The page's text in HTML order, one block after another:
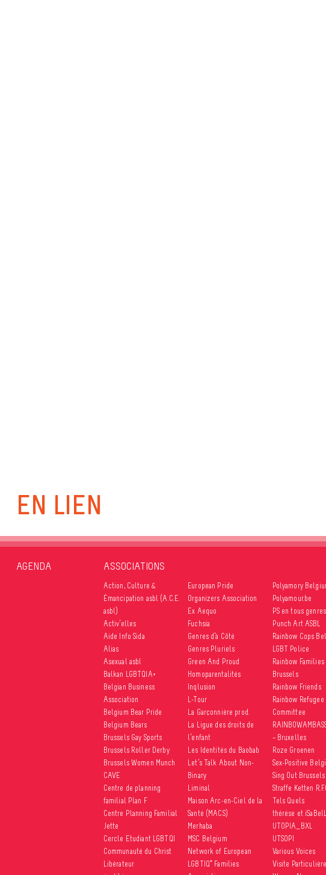
EN LIEN
AGENDA ASSOCIATIONS
Action, Culture &
Émancipation asbl (A.C.E.
asbl)
Activ’elles
Aide Info Sida
Alias
Asexual asbl
Balkan LGBTQIA+
Belgian Business
Association
Belgium Bear Pride
Belgium Bears
Brussels Gay Sports
Brussels Roller Derby
Brussels Women Munch
CAVE
Centre de planning
familial Plan F
Centre Planning Familial
Jette
Cercle Etudiant LGBTQI
Communauté du Christ
Libérateur
European Pride
Organizers Association
Ex Aequo
Fuchsia
Genres d’à Côté
Genres Pluriels
Green And Proud
Homoparentalités
Inqlusion
L-Tour
La Garçonnière prod.
La Ligue des droits de
l’enfant
Les Identités du Baobab
Let’s Talk About Non-
Binary
Liminal
Maison Arc-en-Ciel de la
Santé (MACS)
Merhaba
MSC Belgium
Network of European
LGBTIQ* Families
Polyamory
Polyamour.be
PS en tous genres
Punch Art ASBL
Rainbow Cops
LGBT Police
Rainbow Families
Brussels
Rainbow Friends
Rainbow Refugee
Committee
– Bruxelles
Roze Groenen
Sex-Positive
Sing Out Brussels
Straffe Ketten
Tels Quels
thérèse et
UTOPIA_BXL
UTSOPI
Various Voices
Visite Particulière